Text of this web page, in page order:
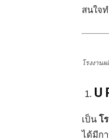
สนใจ
โรงงาน
U
เป็น โ
ได้มีก